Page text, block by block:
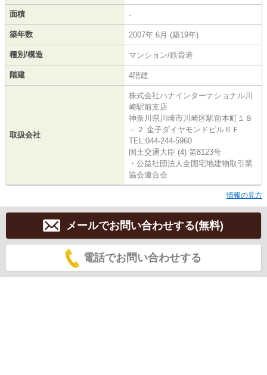
面積 -
築年数 2007年 6月 (築19年)
種別/構造 マンション/鉄骨造
階建 4階建
取扱会社
株式会社ハナインターナショナル川
崎駅前支店
神奈川県川崎市川崎区駅前本町１８
－２ 金子ダイヤモンドビル６Ｆ
TEL:044-244-5960
国土交通大臣 (4) 第8123号
・公益社団法人全国宅地建物取引業
協会連合会
情報の見方
メールでお問い合わせする(無料)
電話でお問い合わせする